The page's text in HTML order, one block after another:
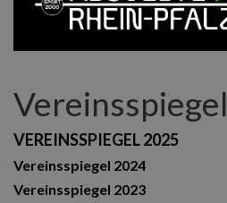
Vereinsspiegel
VEREINSSPIEGEL 2025
Vereinsspiegel 2024
Vereinsspiegel 2023